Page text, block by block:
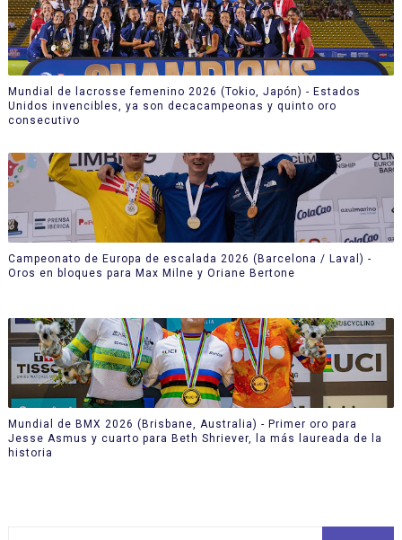
Mundial de lacrosse femenino 2026 (Tokio, Japón) - Estados
Unidos invencibles, ya son decacampeonas y quinto oro
consecutivo
Campeonato de Europa de escalada 2026 (Barcelona / Laval) -
Oros en bloques para Max Milne y Oriane Bertone
Mundial de BMX 2026 (Brisbane, Australia) - Primer oro para
Jesse Asmus y cuarto para Beth Shriever, la más laureada de la
historia